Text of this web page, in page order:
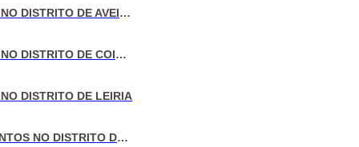
VENDA DE MORADIAS NO DISTRITO DE AVEIRO
VENDA DE MORADIAS NO DISTRITO DE COIMBRA
DISTRITO DE LEIRIA
VENDA DE APARTAMENTOS NO DISTRITO DE LISBOA